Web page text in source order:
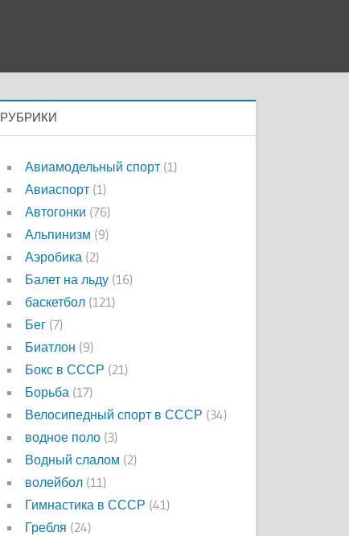
РУБРИКИ
Авиамодельный спорт (1)
Авиаспорт (1)
Автогонки (76)
Альпинизм (9)
Аэробика (2)
Балет на льду (16)
баскетбол (121)
Бег (7)
Биатлон (9)
Бокс в СССР (21)
Борьба (17)
Велосипедный спорт в СССР (34)
водное поло (3)
Водный слалом (2)
волейбол (11)
Гимнастика в СССР (41)
Гребля (24)